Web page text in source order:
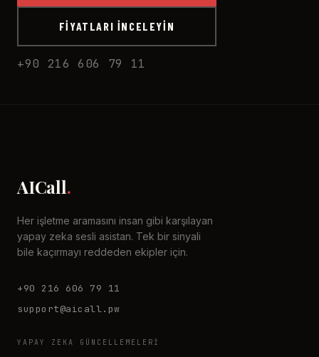
FIYATLARI İNCELEYIN
+90 216 606 79 11
AICall.
Her işletme aramasını insan gibi karşılayan
yapay zeka sesli asistan. Tek bir sinyali
bile kaçırmayı reddeden ekipler için.
+90 216 606 79 11
support@aicall.pw
YAPAY ZEKA GÜNCELLEMELERI